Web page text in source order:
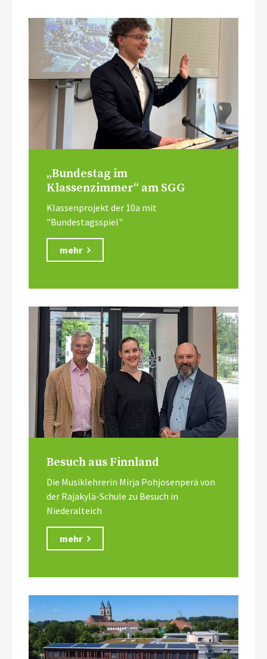
„Bundestag im
Klassenzimmer“ am SGG
Klassenprojekt der 10a mit
"Bundestagsspiel"
mehr
Besuch aus Finnland
Die Musiklehrerin Mirja Pohjosenperä von
der Rajakylä-Schule zu Besuch in
Niederalteich
mehr